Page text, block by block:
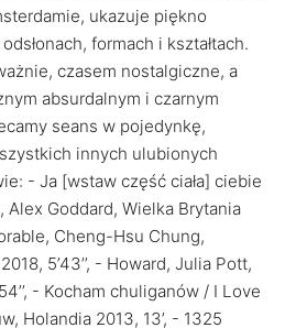
ukazuje piękno
formach i kształtach.
czasem nostalgiczne, a
absurdalnym i czarnym
seans w pojedynkę,
innych ulubionych
- Ja [wstaw część ciała] ciebie
Goddard, Wielka Brytania
Cheng-Hsu Chung,
5’43’’, - Howard, Julia Pott,
- Kocham chuliganów / I Love
Holandia 2013, 13’, - 1325